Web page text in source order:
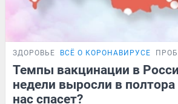
ЗДОРОВЬЕ ВСЁ О КОРОНАВИРУСЕ
Темпы вакцинации в
недели выросли в полтора
нас спасет?